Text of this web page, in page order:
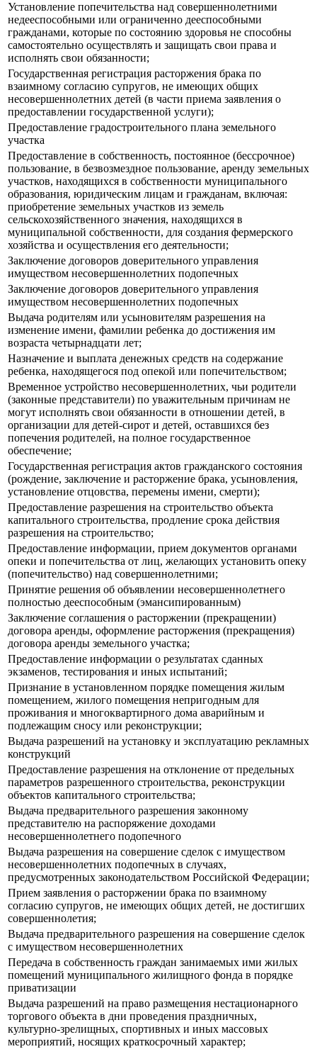
Установление попечительства над совершеннолетними
недееспособными или ограниченно дееспособными
гражданами, которые по состоянию здоровья не способны
самостоятельно осуществлять и защищать свои права и
исполнять свои обязанности;
Государственная регистрация расторжения брака по
взаимному согласию супругов, не имеющих общих
несовершеннолетних детей (в части приема заявления о
предоставлении государственной услуги);
Предоставление градостроительного плана земельного
участка
Предоставление в собственность, постоянное (бессрочное)
пользование, в безвозмездное пользование, аренду земельных
участков, находящихся в собственности муниципального
образования, юридическим лицам и гражданам, включая:
приобретение земельных участков из земель
сельскохозяйственного значения, находящихся в
муниципальной собственности, для создания фермерского
хозяйства и осуществления его деятельности;
Заключение договоров доверительного управления
имуществом несовершеннолетних подопечных
Заключение договоров доверительного управления
имуществом несовершеннолетних подопечных
Выдача родителям или усыновителям разрешения на
изменение имени, фамилии ребенка до достижения им
возраста четырнадцати лет;
Назначение и выплата денежных средств на содержание
ребенка, находящегося под опекой или попечительством;
Временное устройство несовершеннолетних, чьи родители
(законные представители) по уважительным причинам не
могут исполнять свои обязанности в отношении детей, в
организации для детей-сирот и детей, оставшихся без
попечения родителей, на полное государственное
обеспечение;
Государственная регистрация актов гражданского состояния
(рождение, заключение и расторжение брака, усыновления,
установление отцовства, перемены имени, смерти);
Предоставление разрешения на строительство объекта
капитального строительства, продление срока действия
разрешения на строительство;
Предоставление информации, прием документов органами
опеки и попечительства от лиц, желающих установить опеку
(попечительство) над совершеннолетними;
Принятие решения об объявлении несовершеннолетнего
полностью дееспособным (эмансипированным)
Заключение соглашения о расторжении (прекращении)
договора аренды, оформление расторжения (прекращения)
договора аренды земельного участка;
Предоставление информации о результатах сданных
экзаменов, тестирования и иных испытаний;
Признание в установленном порядке помещения жилым
помещением, жилого помещения непригодным для
проживания и многоквартирного дома аварийным и
подлежащим сносу или реконструкции;
Выдача разрешений на установку и эксплуатацию рекламных
конструкций
Предоставление разрешения на отклонение от предельных
параметров разрешенного строительства, реконструкции
объектов капитального строительства;
Выдача предварительного разрешения законному
представителю на распоряжение доходами
несовершеннолетнего подопечного
Выдача разрешения на совершение сделок с имуществом
несовершеннолетних подопечных в случаях,
предусмотренных законодательством Российской Федерации;
Прием заявления о расторжении брака по взаимному
согласию супругов, не имеющих общих детей, не достигших
совершеннолетия;
Выдача предварительного разрешения на совершение сделок
с имуществом несовершеннолетних
Передача в собственность граждан занимаемых ими жилых
помещений муниципального жилищного фонда в порядке
приватизации
Выдача разрешений на право размещения нестационарного
торгового объекта в дни проведения праздничных,
культурно-зрелищных, спортивных и иных массовых
мероприятий, носящих краткосрочный характер;